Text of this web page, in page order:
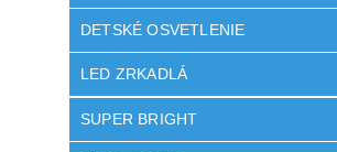
DETSKÉ OSVETLENIE
LED ZRKADLÁ
SUPER BRIGHT